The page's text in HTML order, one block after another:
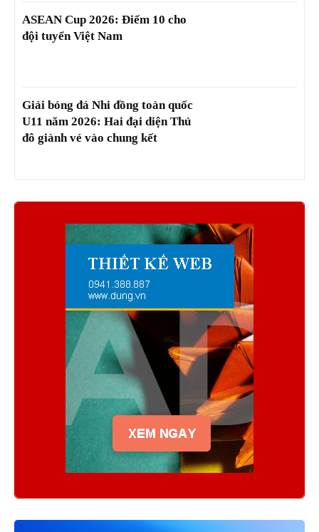
ASEAN Cup 2026: Điểm 10 cho
đội tuyển Việt Nam
Giải bóng đá Nhi đồng toàn quốc
U11 năm 2026: Hai đại diện Thủ
đô giành vé vào chung kết